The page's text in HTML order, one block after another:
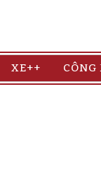
XE++ CÔNG